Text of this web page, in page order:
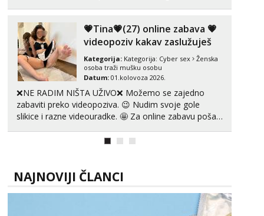
tel:0,93€ - mob:1,12€ min
Obavijesti me kada se oslobodi
Liliana
Razgovaram :)
Tel:064/677-677- Kod: #69
tel:0,93€ - mob:1,12€ min
Obavijesti me kada se oslobodi
Razgovaram :)
tel:0,93€ - mob:1,12€ min
RADIM SASTANKE I DRUZENJA UZIVO🤬...
💗Tina💗(27) online zabava 💗
videopoziv kakav zaslužuješ
Kategorija: Kategorija: Cyber sex
Ženska
osoba traži mušku osobu
Datum: 01.kolovoza 2026.
❌NE RADIM NIŠTA UŽIVO❌ Možemo se zajedno
zabaviti preko videopoziva. 😉 Nudim svoje gole
slikice i razne videouradke. 🤩 Za online zabavu pošalji
NAJNOVIJI ČLANCI